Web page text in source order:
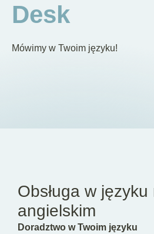
O nas
Kariera
Desk
Mówimy w Twoim języku!
Obsługa w
angielskim
Doradztwo w Twoim języku